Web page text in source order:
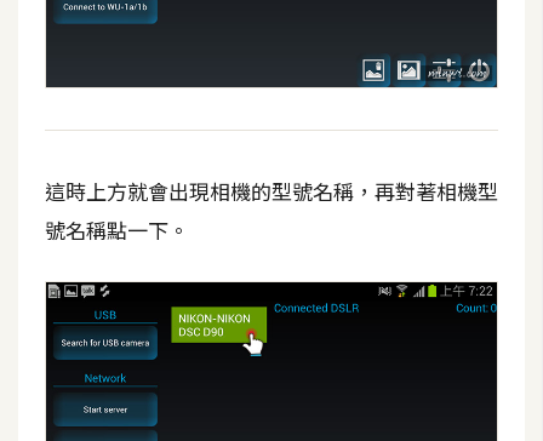
這時上方就會出現相機的型號名稱，再對著相機型
號名稱點一下。